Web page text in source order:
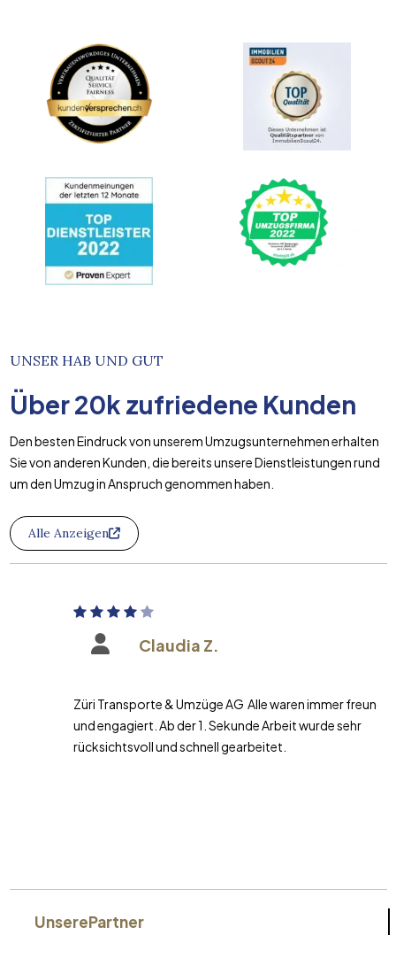
UNSER HAB UND GUT
Über20k zufriedene Kunden
Den besten Eindruck von unserem Umzugsunternehmen erhalten
Sie von anderen Kunden, die bereits unsere Dienstleistungen rund
um den Umzug in Anspruch genommen haben.
Alle Anzeigen
Claudia Z.
Züri Transporte & Umzüge AG Alle waren immer freundlich
und engagiert. Ab der 1. Sekunde Arbeit wurde sehr
rücksichtsvoll und schnell gearbeitet.
UnserePartner